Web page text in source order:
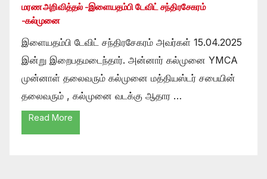
மரண அறிவித்தல் -இளையதம்பி டேவிட் சந்திரசேகரம்
-கல்முனை
இளையதம்பி டேவிட் சந்திரசேகரம் அவர்கள் 15.04.2025
இன்று இறைபதமடைந்தார். அன்னார் கல்முனை YMCA
முன்னாள் தலைவரும் கல்முனை மத்தியஸ்டர் சபையின்
தலைவரும் , கல்முனை வடக்கு ஆதார …
Read More